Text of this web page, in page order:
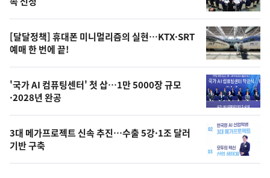
의
영
상
오
늘
의
사
진
[달달정책] 휴대폰 미니멀리즘의 실현…KTX·SRT
예매 한 번에 끝!
'국가 AI 컴퓨팅센터' 첫 삽…1만 5000장 규모
·2028년 완공
3대 메가프로젝트 신속 추진…수출 5강·1조 달러
기반 구축